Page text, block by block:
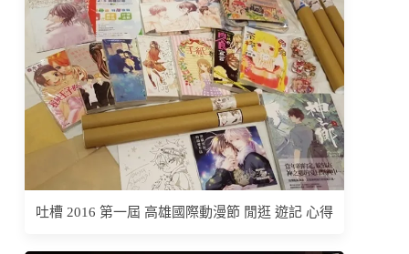
吐槽 2016 第一屆 高雄國際動漫節 閒逛 遊記 心得